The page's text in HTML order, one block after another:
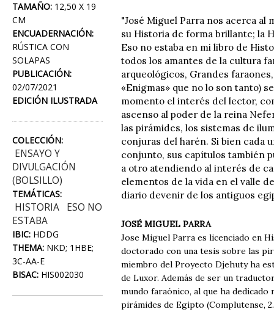
TAMAÑO: 12,50 X 19
CM
ENCUADERNACIÓN:
RÚSTICA CON
SOLAPAS
PUBLICACIÓN:
02/07/2021
EDICIÓN ILUSTRADA
COLECCIÓN:
ENSAYO Y
DIVULGACIÓN
(BOLSILLO)
TEMÁTICAS:
HISTORIA
ESO NO
ESTABA
IBIC: HDDG
THEMA: NKD; 1HBE;
3C-AA-E
BISAC: HIS002030
"José Miguel Parra nos acerca
su Historia de forma brillante; la
Eso no estaba en mi libro de
todos los amantes de la cultura
arqueológicos, Grandes
«Enigmas» que no lo son tanto)
momento el interés del lector,
ascenso al poder de la reina
las pirámides, los sistemas de
conjuras del harén. Si bien cada
conjunto, sus capítulos también
a otro atendiendo al interés de
elementos de la vida en el valle
diario devenir de los antiguos
JOSÉ MIGUEL PARRA
Jose Miguel Parra es licenciado en
doctorado con una tesis sobre las
miembro del Proyecto Djehuty ha
de Luxor. Además de ser un
mundo faraónico, al que ha
pirámides de Egipto (Complutense,